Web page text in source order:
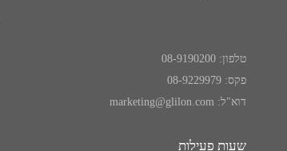
טלפון:08-9190200
פקס:08-9229979
דוא"ל:marketing@glilon.com
שעות פעילות